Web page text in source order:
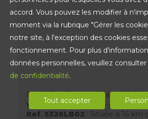
Exploitation vaches
Vocation principale :
Elevage
Ref. 5326LB02 : Située à 16 km
accord. Vous pouvez les modifier à
moment via la rubrique "Gérer les
notre site, à l'exception des cookies
fonctionnement. Pour plus
données personnelles, veuillez consulter
de confidentialité.
Tout accepter